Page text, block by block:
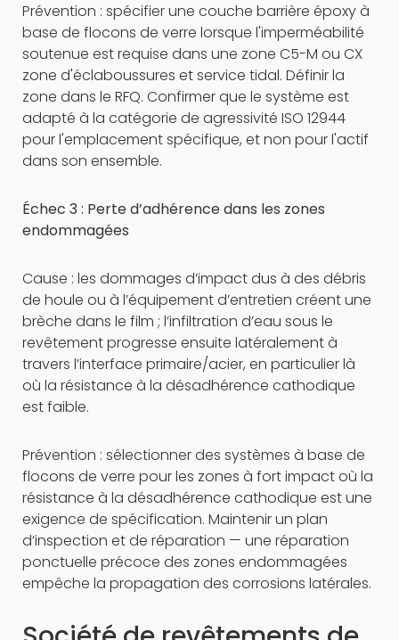
Prévention : spécifier une couche barrière époxy à
base de flocons de verre lorsque l'imperméabilité
soutenue est requise dans une zone C5-M ou CX
zone d'éclaboussures et service tidal. Définir la
zone dans le RFQ. Confirmer que le système est
adapté à la catégorie de agressivité ISO 12944
pour l'emplacement spécifique, et non pour l'actif
dans son ensemble.
Échec 3 : Perte d’adhérence dans les zones
endommagées
Cause : les dommages d’impact dus à des débris
de houle ou à l’équipement d’entretien créent une
brèche dans le film ; l’infiltration d’eau sous le
revêtement progresse ensuite latéralement à
travers l’interface primaire/acier, en particulier là
où la résistance à la désadhérence cathodique
est faible.
Prévention : sélectionner des systèmes à base de
flocons de verre pour les zones à fort impact où la
résistance à la désadhérence cathodique est une
exigence de spécification. Maintenir un plan
d’inspection et de réparation — une réparation
ponctuelle précoce des zones endommagées
empêche la propagation des corrosions latérales.